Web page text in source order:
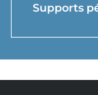
Supports